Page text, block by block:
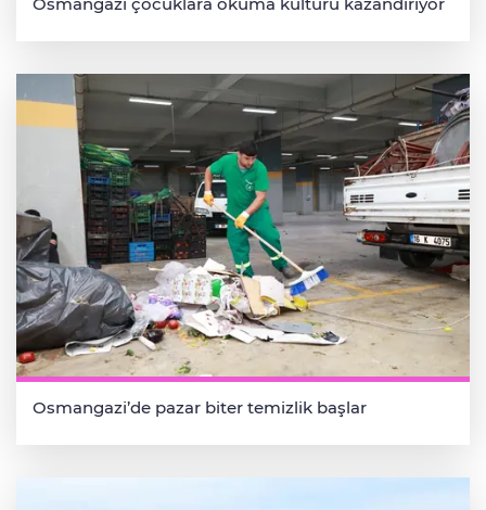
Osmangazi çocuklara okuma kültürü kazandırıyor
Osmangazi’de pazar biter temizlik başlar